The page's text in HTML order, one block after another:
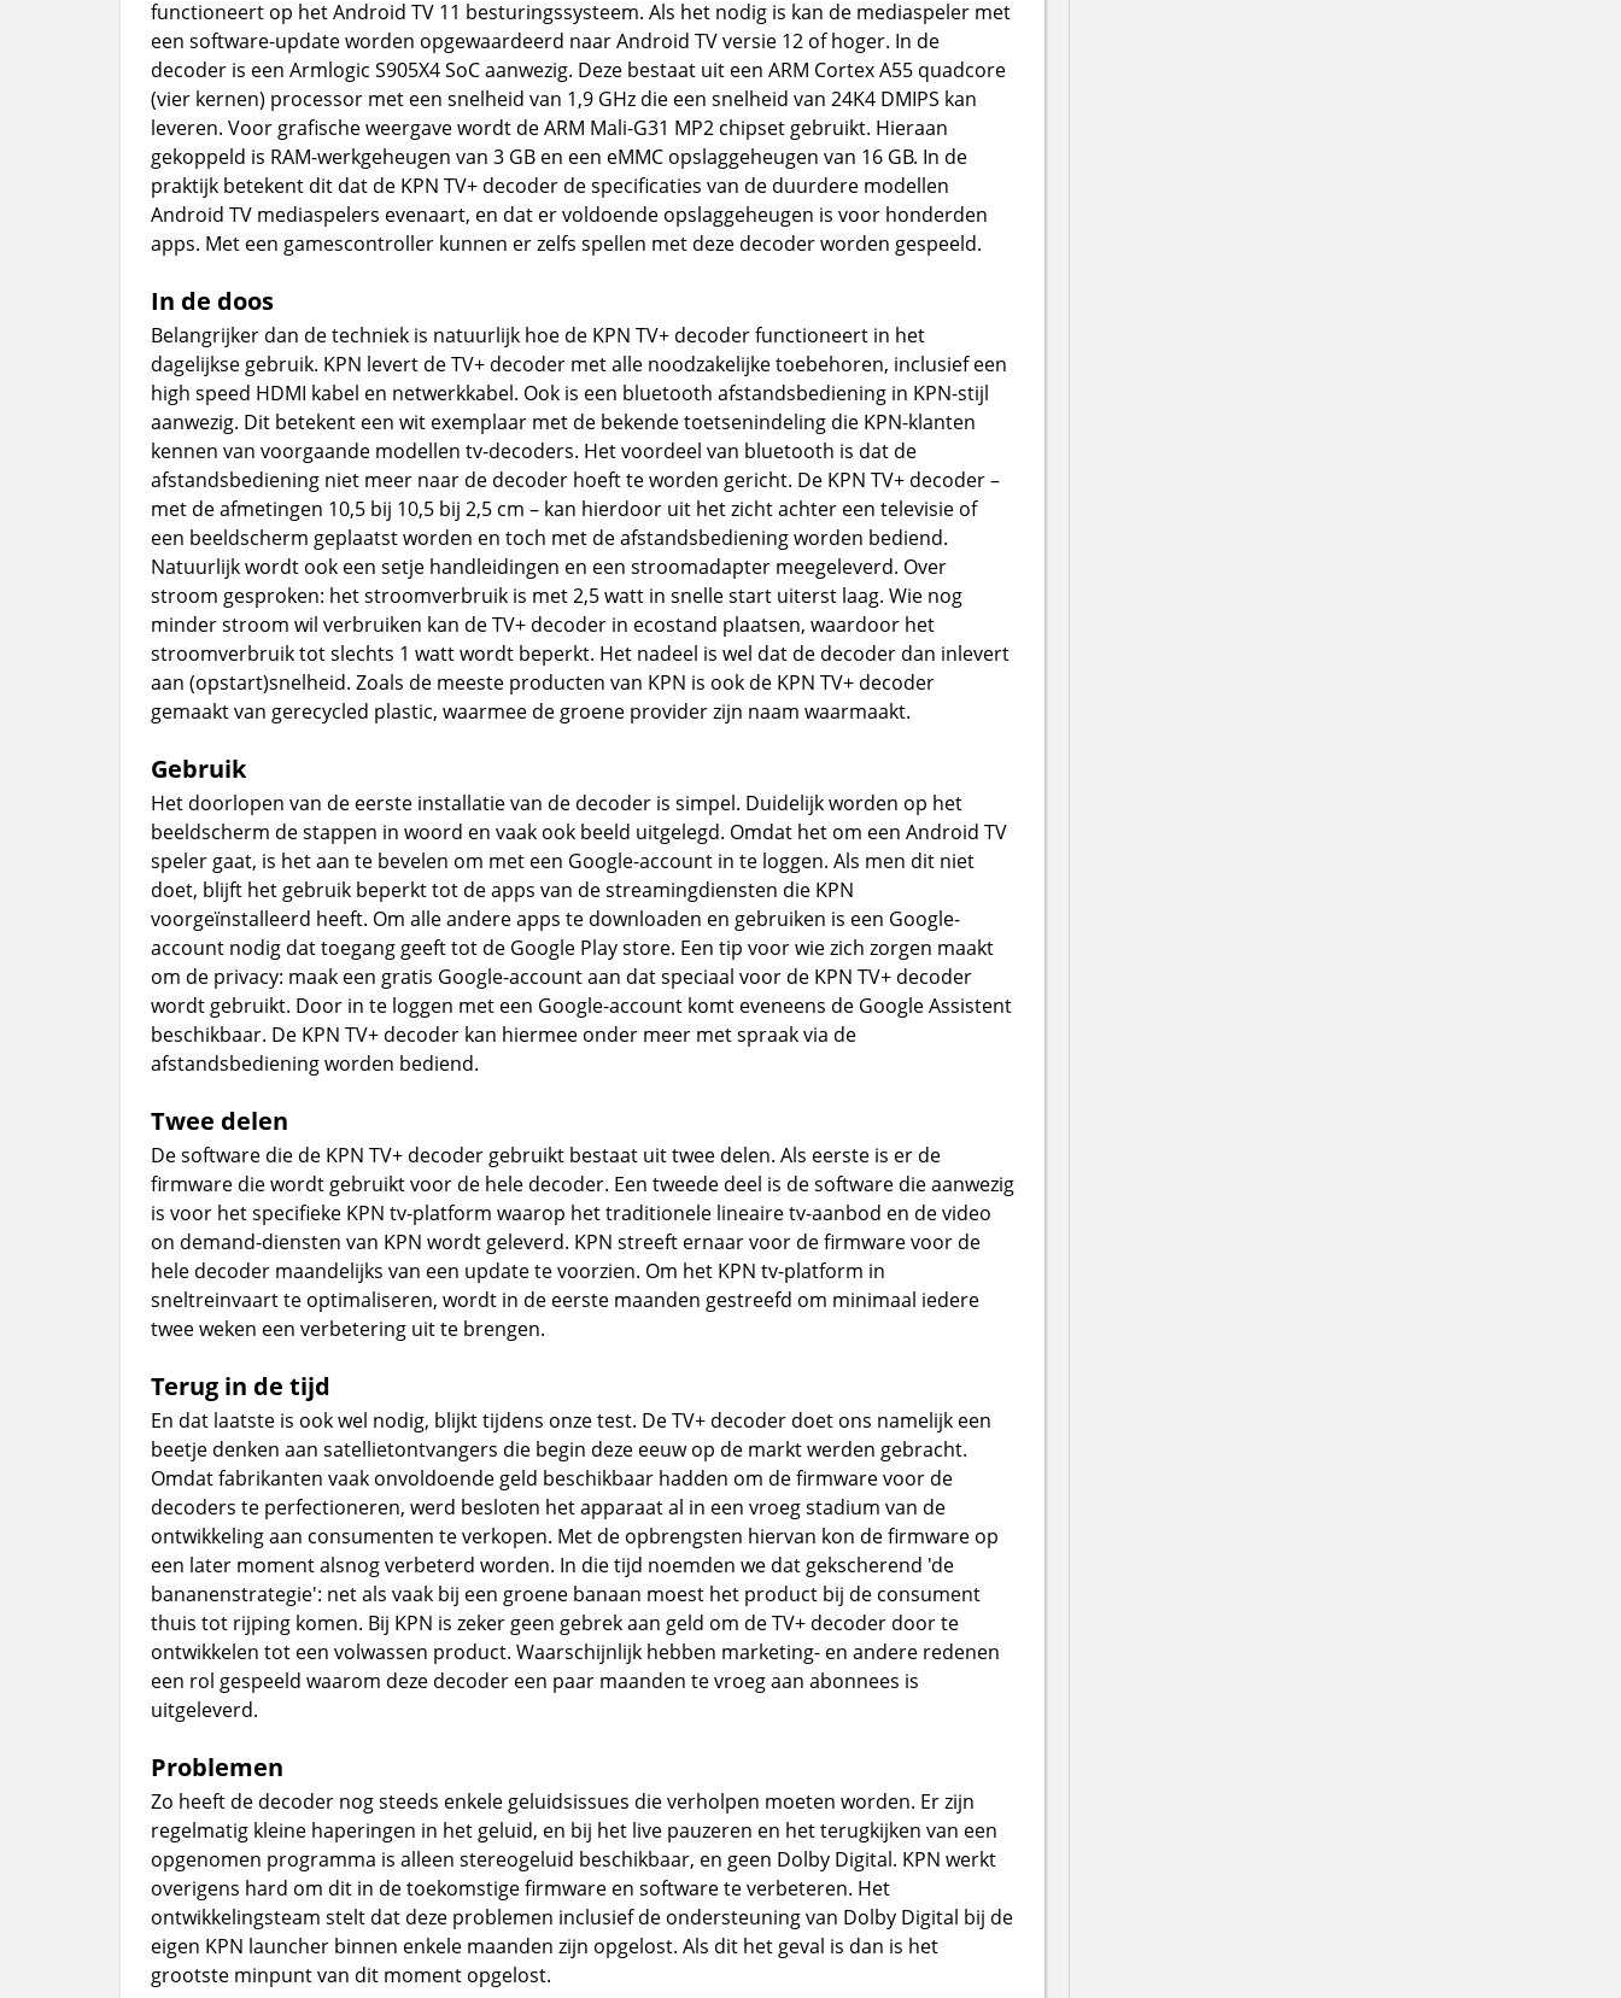
functioneert op het Android TV 11 besturingssysteem. Als het nodig is kan de mediaspeler met
een software-update worden opgewaardeerd naar Android TV versie 12 of hoger. In de
decoder is een Armlogic S905X4 SoC aanwezig. Deze bestaat uit een ARM Cortex A55 quadcore
(vier kernen) processor met een snelheid van 1,9 GHz die een snelheid van 24K4 DMIPS kan
leveren. Voor grafische weergave wordt de ARM Mali-G31 MP2 chipset gebruikt. Hieraan
gekoppeld is RAM-werkgeheugen van 3 GB en een eMMC opslaggeheugen van 16 GB. In de
praktijk betekent dit dat de KPN TV+ decoder de specificaties van de duurdere modellen
Android TV mediaspelers evenaart, en dat er voldoende opslaggeheugen is voor honderden
apps. Met een gamescontroller kunnen er zelfs spellen met deze decoder worden gespeeld.
In de doos
Belangrijker dan de techniek is natuurlijk hoe de KPN TV+ decoder functioneert in het
dagelijkse gebruik. KPN levert de TV+ decoder met alle noodzakelijke toebehoren, inclusief een
high speed HDMI kabel en netwerkkabel. Ook is een bluetooth afstandsbediening in KPN-stijl
aanwezig. Dit betekent een wit exemplaar met de bekende toetsenindeling die KPN-klanten
kennen van voorgaande modellen tv-decoders. Het voordeel van bluetooth is dat de
afstandsbediening niet meer naar de decoder hoeft te worden gericht. De KPN TV+ decoder –
met de afmetingen 10,5 bij 10,5 bij 2,5 cm – kan hierdoor uit het zicht achter een televisie of
een beeldscherm geplaatst worden en toch met de afstandsbediening worden bediend.
Natuurlijk wordt ook een setje handleidingen en een stroomadapter meegeleverd. Over
stroom gesproken: het stroomverbruik is met 2,5 watt in snelle start uiterst laag. Wie nog
minder stroom wil verbruiken kan de TV+ decoder in ecostand plaatsen, waardoor het
stroomverbruik tot slechts 1 watt wordt beperkt. Het nadeel is wel dat de decoder dan inlevert
aan (opstart)snelheid. Zoals de meeste producten van KPN is ook de KPN TV+ decoder
gemaakt van gerecycled plastic, waarmee de groene provider zijn naam waarmaakt.
Gebruik
Het doorlopen van de eerste installatie van de decoder is simpel. Duidelijk worden op het
beeldscherm de stappen in woord en vaak ook beeld uitgelegd. Omdat het om een Android TV
speler gaat, is het aan te bevelen om met een Google-account in te loggen. Als men dit niet
doet, blijft het gebruik beperkt tot de apps van de streamingdiensten die KPN
voorgeïnstalleerd heeft. Om alle andere apps te downloaden en gebruiken is een Google-
account nodig dat toegang geeft tot de Google Play store. Een tip voor wie zich zorgen maakt
om de privacy: maak een gratis Google-account aan dat speciaal voor de KPN TV+ decoder
wordt gebruikt. Door in te loggen met een Google-account komt eveneens de Google Assistent
beschikbaar. De KPN TV+ decoder kan hiermee onder meer met spraak via de
afstandsbediening worden bediend.
Twee delen
De software die de KPN TV+ decoder gebruikt bestaat uit twee delen. Als eerste is er de
firmware die wordt gebruikt voor de hele decoder. Een tweede deel is de software die aanwezig
is voor het specifieke KPN tv-platform waarop het traditionele lineaire tv-aanbod en de video
on demand-diensten van KPN wordt geleverd. KPN streeft ernaar voor de firmware voor de
hele decoder maandelijks van een update te voorzien. Om het KPN tv-platform in
sneltreinvaart te optimaliseren, wordt in de eerste maanden gestreefd om minimaal iedere
twee weken een verbetering uit te brengen.
Terug in de tijd
En dat laatste is ook wel nodig, blijkt tijdens onze test. De TV+ decoder doet ons namelijk een
beetje denken aan satellietontvangers die begin deze eeuw op de markt werden gebracht.
Omdat fabrikanten vaak onvoldoende geld beschikbaar hadden om de firmware voor de
decoders te perfectioneren, werd besloten het apparaat al in een vroeg stadium van de
ontwikkeling aan consumenten te verkopen. Met de opbrengsten hiervan kon de firmware op
een later moment alsnog verbeterd worden. In die tijd noemden we dat gekscherend 'de
bananenstrategie': net als vaak bij een groene banaan moest het product bij de consument
thuis tot rijping komen. Bij KPN is zeker geen gebrek aan geld om de TV+ decoder door te
ontwikkelen tot een volwassen product. Waarschijnlijk hebben marketing- en andere redenen
een rol gespeeld waarom deze decoder een paar maanden te vroeg aan abonnees is
uitgeleverd.
Problemen
Zo heeft de decoder nog steeds enkele geluidsissues die verholpen moeten worden. Er zijn
regelmatig kleine haperingen in het geluid, en bij het live pauzeren en het terugkijken van een
opgenomen programma is alleen stereogeluid beschikbaar, en geen Dolby Digital. KPN werkt
overigens hard om dit in de toekomstige firmware en software te verbeteren. Het
ontwikkelingsteam stelt dat deze problemen inclusief de ondersteuning van Dolby Digital bij de
eigen KPN launcher binnen enkele maanden zijn opgelost. Als dit het geval is dan is het
grootste minpunt van dit moment opgelost.